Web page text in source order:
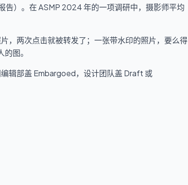
告）。在 ASMP 2024 年的一项调研中，摄影师平均
，两次点击就被转发了；一张带水印的照片，要么得
图。
辑部盖 Embargoed，设计团队盖 Draft 或